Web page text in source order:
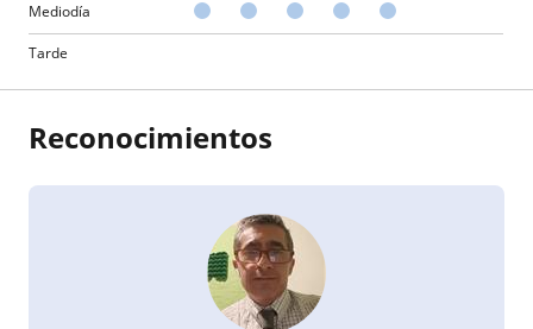
Mediodía
Tarde
Reconocimientos